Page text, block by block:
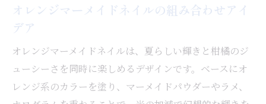
オレンジマーメイドネイルの組み合わせアイ
デア
オレンジマーメイドネイルは、夏らしい輝きと柑橘のジ
ューシーさを同時に楽しめるデザインです。ベースにオ
レンジ系のカラーを塗り、マーメイドパウダーやラメ、